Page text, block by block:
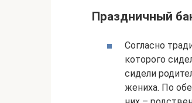
Праздничный
Согласно
которого
сидели
жениха. По